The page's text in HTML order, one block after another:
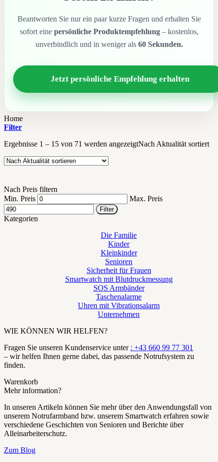
Beantworten Sie nur ein paar kurze Fragen und erhalten Sie
sofort eine persönliche Produktempfehlung– kostenlos,
unverbindlich und in weniger als 60 Sekunden.
Jetzt persönliche Empfehlung erhalten
Home
Filter
Ergebnisse 1 – 15 von 71 werden angezeigtNach Aktualität sortiert
Nach Preis filtern
Min. Preis
Max. Preis
Filter
Kategorien
Die Familie
Kinder
Kleinkinder
Senioren
Sicherheit für Frauen
Smartwatch mit Blutdruckmessung
SOS Armbänder
Taschenalarme
Uhren mit Vibrationsalarm
Unternehmen
WIE KÖNNEN WIR HELFEN?
Fragen Sie unseren Kundenservice unter : +43 660 99 77 301
– wir helfen Ihnen gerne dabei, das passende Notrufsystem zu
finden.
Warenkorb
Mehr information?
In unseren Artikeln können Sie mehr über den Anwendungsfall von
unserem Notrufarmband bzw. unserem Smartwatch erfahren sowie
verschiedene Geschichten von Senioren und Berichte über
Alleinarbeiterschutz.
Zum Blog